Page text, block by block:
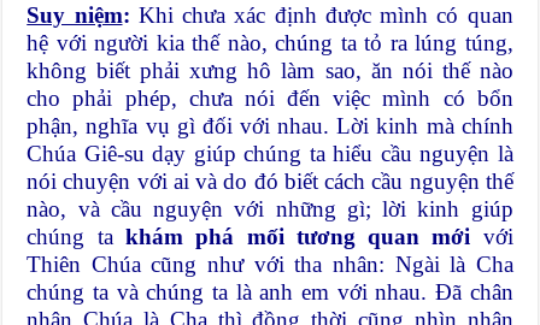
Suy niệm: Khi chưa xác định được mình có quan
hệ với người kia thế nào, chúng ta tỏ ra lúng túng,
không biết phải xưng hô làm sao, ăn nói thế nào
cho phải phép, chưa nói đến việc mình có bổn
phận, nghĩa vụ gì đối với nhau. Lời kinh mà chính
Chúa Giê-su dạy giúp chúng ta hiểu cầu nguyện là
nói chuyện với ai và do đó biết cách cầu nguyện thế
nào, và cầu nguyện với những gì; lời kinh giúp
chúng ta khám phá mối tương quan mới với
Thiên Chúa cũng như với tha nhân: Ngài là Cha
chúng ta và chúng ta là anh em với nhau. Đã chân
nhân Chúa là Cha thì đồng thời cũng nhìn nhận